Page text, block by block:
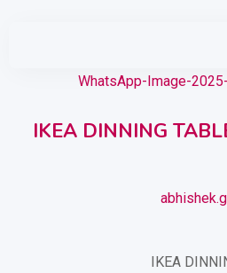
IKEA DINNING
IKEA